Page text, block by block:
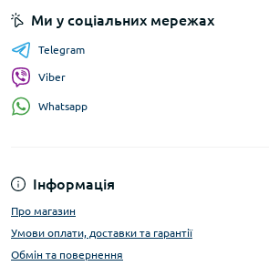
Інформація
Про магазин
Умови оплати, доставки та гарантії
Обмін та повернення
Ми у соціальних мережах
Telegram
Viber
Whatsapp